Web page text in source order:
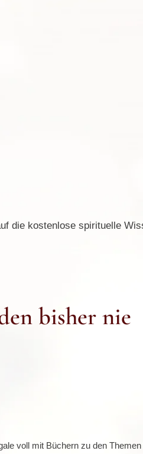
die kostenlose spirituelle
bisher nie
voll mit Büchern zu den Themen